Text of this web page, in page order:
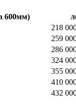
600мм)
218
259
286
324
355
410
432